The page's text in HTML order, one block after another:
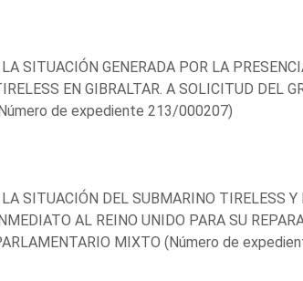
SITUACIÓN GENERADA POR LA
EN GIBRALTAR. A SOLICITUD DEL
de expediente 213/000207)
SITUACIÓN DEL SUBMARINO TIRELESS
AL REINO UNIDO PARA SU
MIXTO (Número de